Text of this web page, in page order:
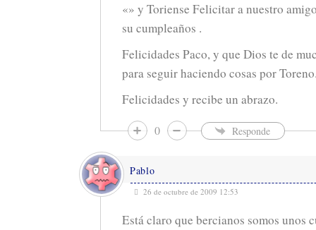
«» y Toriense Felicitar a nuestro
su cumpleaños .
Felicidades Paco, y que Dios te de
para seguir haciendo cosas por
Felicidades y recibe un abrazo.
0 Responde
Pablo
26 de octubre de 2009 12:53
Está claro que bercianos somos unos